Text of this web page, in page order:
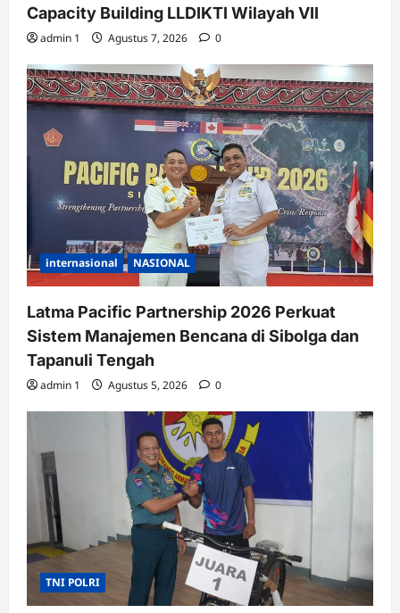
Capacity Building LLDIKTI Wilayah VII
admin 1 Agustus 7, 2026 0
internasional NASIONAL
Latma Pacific Partnership 2026 Perkuat
Sistem Manajemen Bencana di Sibolga dan
Tapanuli Tengah
admin 1 Agustus 5, 2026 0
TNI POLRI